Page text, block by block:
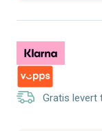
Gratis levert